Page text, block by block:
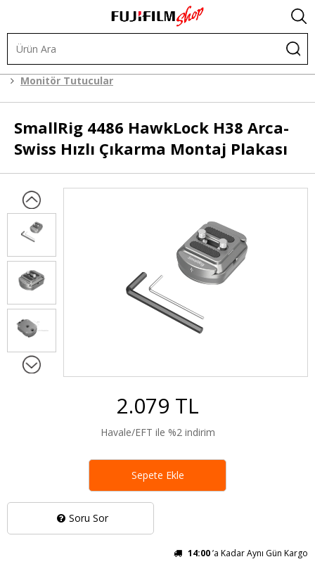
Monitör Tutucular
SmallRig 4486 HawkLock H38 Arca-
Swiss Hızlı Çıkarma Montaj Plakası
Soru Sor
2.079 TL
Havale/EFT ile %2 indirim
14:00’a Kadar Aynı Gün Kargo
Sepete Ekle